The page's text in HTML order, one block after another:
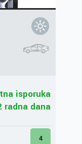
isporuka
radna dana
4